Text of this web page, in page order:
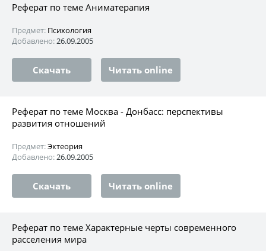
Реферат по теме Аниматерапия
Предмет: Психология
Добавлено:26.09.2005
Скачать Читать online
Реферат по теме Москва - Донбасс: перспективы
развития отношений
Предмет:Эктеория
Добавлено:26.09.2005
Скачать Читать online
Реферат по теме Характерные черты современного
расселения мира